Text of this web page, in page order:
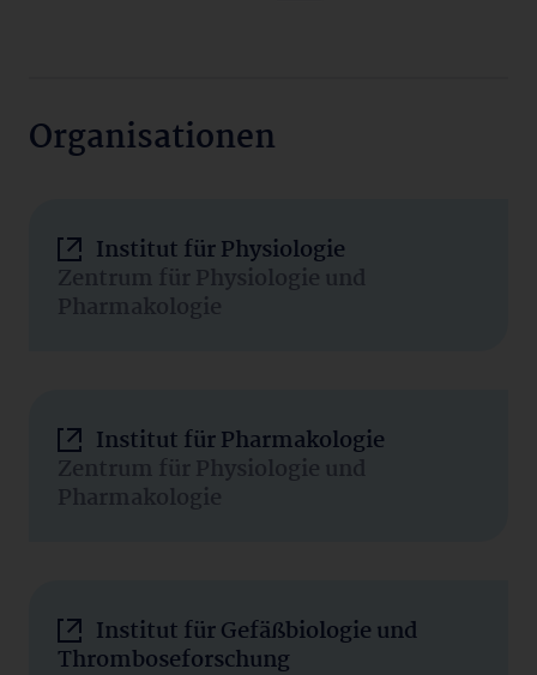
Organisationen
Institut für Physiologie
Zentrum für Physiologie und
Pharmakologie
Institut für Pharmakologie
Zentrum für Physiologie und
Pharmakologie
Institut für Gefäßbiologie und
Thromboseforschung